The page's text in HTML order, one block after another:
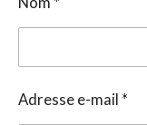
Adresse e-mail *